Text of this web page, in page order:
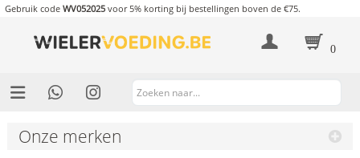
Gebruik code WV052025voor 5% korting bij bestellingen boven de €75.
0
Onze merken